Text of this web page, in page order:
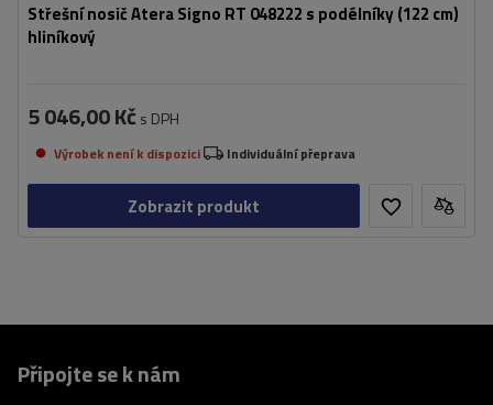
Střešní nosič Atera Signo RT 048222 s podélníky (122 cm)
hliníkový
5 046,00 Kč s DPH
Výrobek není k dispozici Individuální přeprava
Zobrazit produkt
Připojte se k nám